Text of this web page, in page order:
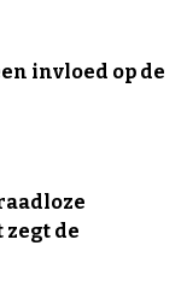
invloed op de
de